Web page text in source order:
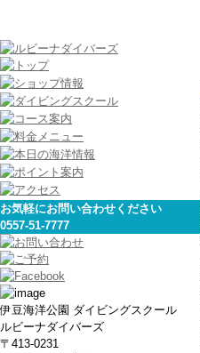
お気軽にお問い合わせください
0557-51-7777
伊豆海洋公園 ダイビングスクール
ルビーナダイバーズ
〒413-0231